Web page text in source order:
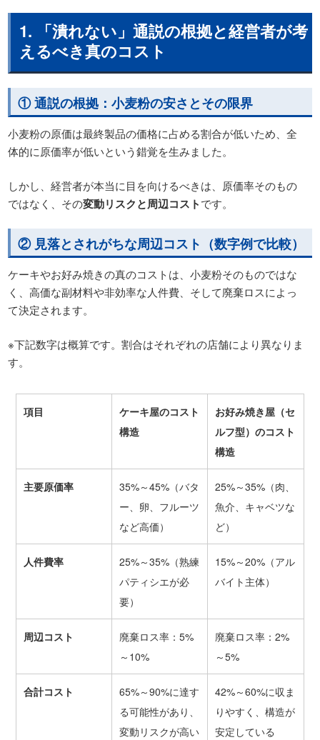
1. 「潰れない」通説の根拠と経営者が考
えるべき真のコスト
① 通説の根拠：小麦粉の安さとその限界
小麦粉の原価は最終製品の価格に占める割合が低いため、全
体的に原価率が低いという錯覚を生みました。
しかし、経営者が本当に目を向けるべきは、原価率そのもの
ではなく、その変動リスクと周辺コストです。
② 見落とされがちな周辺コスト（数字例で比較）
ケーキやお好み焼きの真のコストは、小麦粉そのものではな
く、高価な副材料や非効率な人件費、そして廃棄ロスによっ
て決定されます。
※下記数字は概算です。割合はそれぞれの店舗により異なりま
す。
項目
ケーキ屋のコスト
構造
お好み焼き屋（セ
ルフ型）のコスト
構造
主要原価率
35%～45%（バタ
ー、卵、フルーツ
など高価）
25%～35%（肉、
魚介、キャベツな
ど）
人件費率
25%～35%（熟練
パティシエが必
要）
15%～20%（アル
バイト主体）
周辺コスト
廃棄ロス率：5%
～10%
廃棄ロス率：2%
～5%
合計コスト
65%～90%に達す
る可能性があり、
変動リスクが高い
42%～60%に収ま
りやすく、構造が
安定している